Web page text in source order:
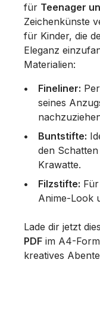
für Teenager
Zeichenkünste
für Kinder, die
Eleganz
Materialien:
Fineliner:
seines
Buntstifte:
den
Krawatte.
Filzstifte:
Anime-Look
Lade dir jetzt
PDF im A4-
kreatives